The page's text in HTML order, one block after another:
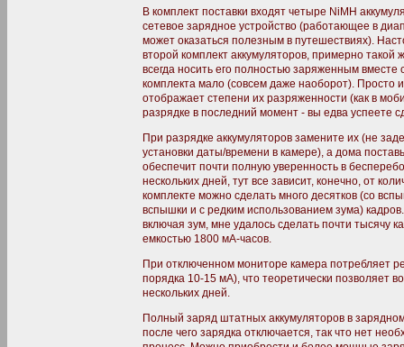
В комплект поставки входят четыре NiMH
сетевое зарядное устройство (работающее в
может оказаться полезным в путешествиях).
второй комплект аккумуляторов, примерно такой
всегда носить его полностью заряженным вместе
комплекта мало (совсем даже наоборот). Просто
отображает степени их разряженности (как в
разрядке в последний момент - вы едва успеете
При разрядке аккумуляторов замените их (не
установки даты/времени в камере), а дома
обеспечит почти полную уверенность в
нескольких дней, тут все зависит, конечно, от
комплекте можно сделать много десятков (со
вспышки и с редким использованием зума)
включая зум, мне удалось сделать почти тысячу
емкостью 1800 мА-часов.
При отключенном мониторе камера потребляет
порядка 10-15 мА), что теоретически позволяет
нескольких дней.
Полный заряд штатных аккумуляторов в
после чего зарядка отключается, так что нет